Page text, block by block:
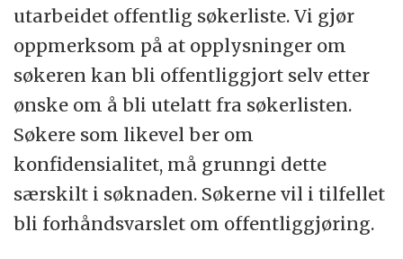
utarbeidet offentlig søkerliste. Vi gjør
oppmerksom på at opplysninger om
søkeren kan bli offentliggjort selv etter
ønske om å bli utelatt fra søkerlisten.
Søkere som likevel ber om
konfidensialitet, må grunngi dette
særskilt i søknaden. Søkerne vil i tilfellet
bli forhåndsvarslet om offentliggjøring.